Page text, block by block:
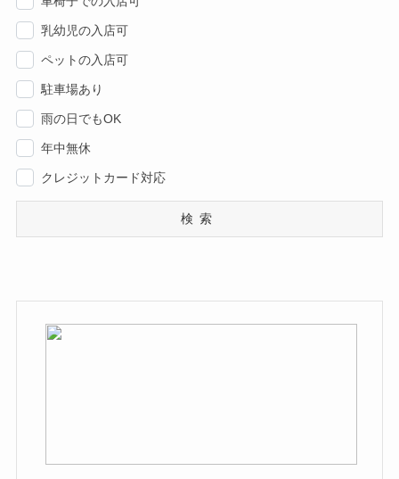
乳幼児の入店可
ペットの入店可
駐車場あり
雨の日でもOK
年中無休
クレジットカード対応
検索